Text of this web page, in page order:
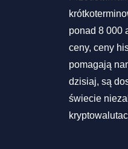
ponad 8 000
ceny, ceny
pomagają
dzisiaj, są
świecie